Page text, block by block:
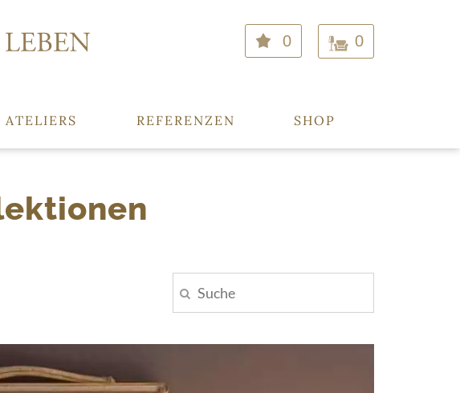
0
0
ATELIERS REFERENZEN SHOP